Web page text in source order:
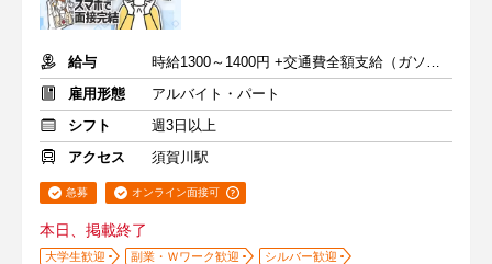
給与
時給1300～1400円 +交通費全額支給（ガソリン代も支給）
雇用形態
アルバイト・パート
シフト
週3日以上
アクセス
須賀川駅
急募 オンライン面接可
本日、掲載終了
大学生歓迎 副業・Ｗワーク歓迎
シルバー歓迎